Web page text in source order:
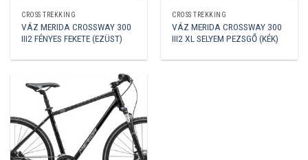
CROSS TREKKING
VÁZ MERIDA CROSSWAY 300
III2 FÉNYES FEKETE (EZÜST)
CROSS TREKKING
VÁZ MERIDA CROSSWAY 300
III2 XL SELYEM PEZSGŐ (KÉK)